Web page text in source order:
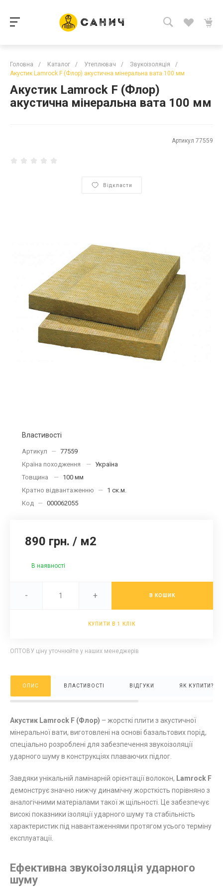
Головна / Каталог / Утеплювач / Звукоізоляція
/
Акустик Lamrock F (Флор) акустична мінеральна вата 100 мм
Акустик Lamrock F (Флор)
акустична мінеральна вата 100 мм
Артикул 77559
Відкласти
Властивості
Артикул — 77559
Країна походження
— Україна
Товщина
— 100 мм
Кратно відвантаженню
— 1 ск.м.
Код — 000062055
890 грн. / м2
В наявності
- + В КОШИК
КУПИТИ В 1 КЛІК
ОПТОВУ ціну уточнюйте у наших менеджерів
ОПИС ВЛАСТИВОСТІ ВІДГУКИ ЯК КУПИТИ?
Акустик Lamrock F (Флор) – жорсткі плити з акустичної
мінеральної вати, виготовлені на основі базальтових порід,
спеціально розроблені для забезпечення звукоізоляції
ударного шуму в конструкціях плаваючих підлог.
Завдяки унікальній ламінарній орієнтації волокон, Lamrock F
демонструє значно нижчу динамічну жорсткість порівняно з
аналогічними матеріалами такої ж щільності. Це забезпечує
високі показники ізоляції ударного шуму та стабільність
характеристик під навантаженнями протягом усього терміну
експлуатації.
Ефективна звукоізоляція ударного
шуму